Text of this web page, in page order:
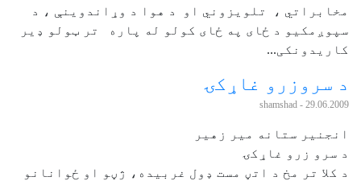
مخابراتي ، تلويزوني او د هوا د وړاندوينې ، د
سپوږمکيو د ځای په ځای کولو له پاره تر ټولو ډير
کاريدونکی...
د سروزرو غاړکۍ
29.06.2009
- shamshad
انجنير ستانه مير زهير
د سرو زرو غاړکۍ
د کلا تر مخ د اتڼ مست ډول غربيده، ژڼو او ځوانانو